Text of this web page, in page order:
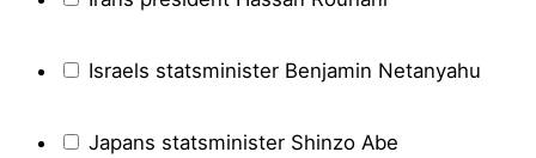
Israels statsminister Benjamin Netanyahu
Japans statsminister Shinzo Abe